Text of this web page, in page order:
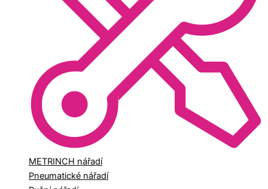
METRINCH nářadí
Pneumatické nářadí